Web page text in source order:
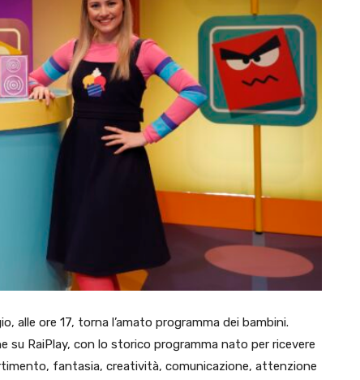
alle ore 17, torna l’amato programma dei bambini.
su RaiPlay, con lo storico programma nato per ricevere
fantasia, creatività, comunicazione, attenzione